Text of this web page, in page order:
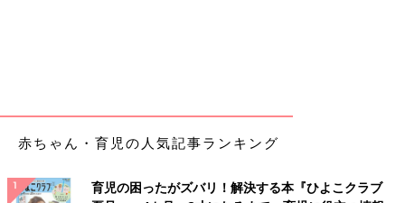
赤ちゃん・育児の人気記事ランキング
育児の困ったがズバリ！解決する本『ひよこクラブ